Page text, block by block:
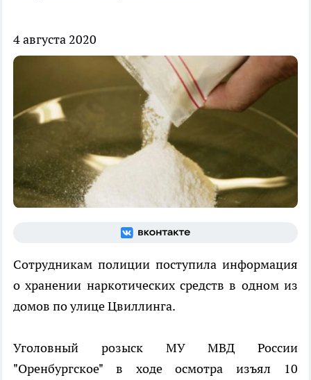
4 августа 2020
Сотрудникам полиции поступила информация
о хранении наркотических средств в одном из
домов по улице Цвиллинга.
Уголовный розыск МУ МВД России
"Оренбургское" в ходе осмотра изъял 10